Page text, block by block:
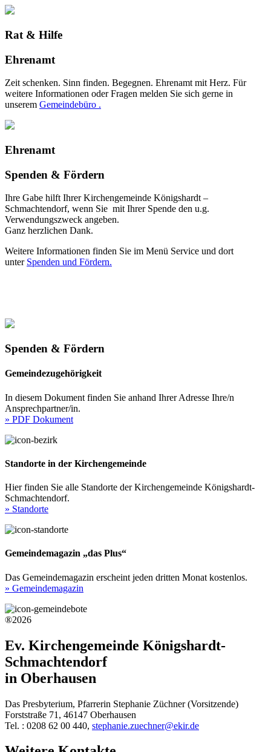
Rat & Hilfe
Ehrenamt
Zeit schenken. Sinn finden. Begegnen. Ehrenamt mit Herz. Für
weitere Informationen oder Fragen melden Sie sich gerne in
unserem Gemeindebüro .
Ehrenamt
Spenden & Fördern
Ihre Gabe hilft Ihrer Kirchengemeinde Königshardt –
Schmachtendorf, wenn Sie mit Ihrer Spende den u.g.
Verwendungszweck angeben.
Ganz herzlichen Dank.
Weitere Informationen finden Sie im Menü Service und dort
unter Spenden und Fördern.
Spenden & Fördern
Gemeindezugehörigkeit
In diesem Dokument finden Sie anhand Ihrer Adresse Ihre/n
Ansprechpartner/in.
» PDF Dokument
Standorte in der Kirchengemeinde
Hier finden Sie alle Standorte der Kirchengemeinde Königshardt-
Schmachtendorf.
» Standorte
Gemeindemagazin „das Plus“
Das Gemeindemagazin erscheint jeden dritten Monat kostenlos.
» Gemeindemagazin
®2026
Ev. Kirchengemeinde Königshardt-
Schmachtendorf
in Oberhausen
Das Presbyterium, Pfarrerin Stephanie Züchner (Vorsitzende)
Forststraße 71, 46147 Oberhausen
Tel. : 0208 62 00 440, stephanie.zuechner@ekir.de